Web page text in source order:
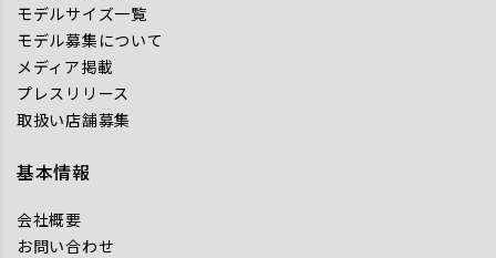
モデルサイズ一覧
モデル募集について
メディア掲載
プレスリリース
取扱い店舗募集
基本情報
会社概要
お問い合わせ